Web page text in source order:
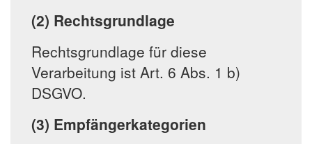
(2) Rechtsgrundlage
Rechtsgrundlage für diese
Verarbeitung ist Art. 6 Abs. 1 b)
DSGVO.
(3) Empfängerkategorien